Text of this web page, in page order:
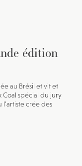
édition
au Brésil et vit et
Coal spécial du jury
crée des